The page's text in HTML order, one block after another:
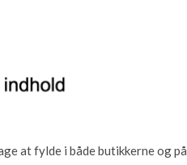
at fylde i både butikkerne og på